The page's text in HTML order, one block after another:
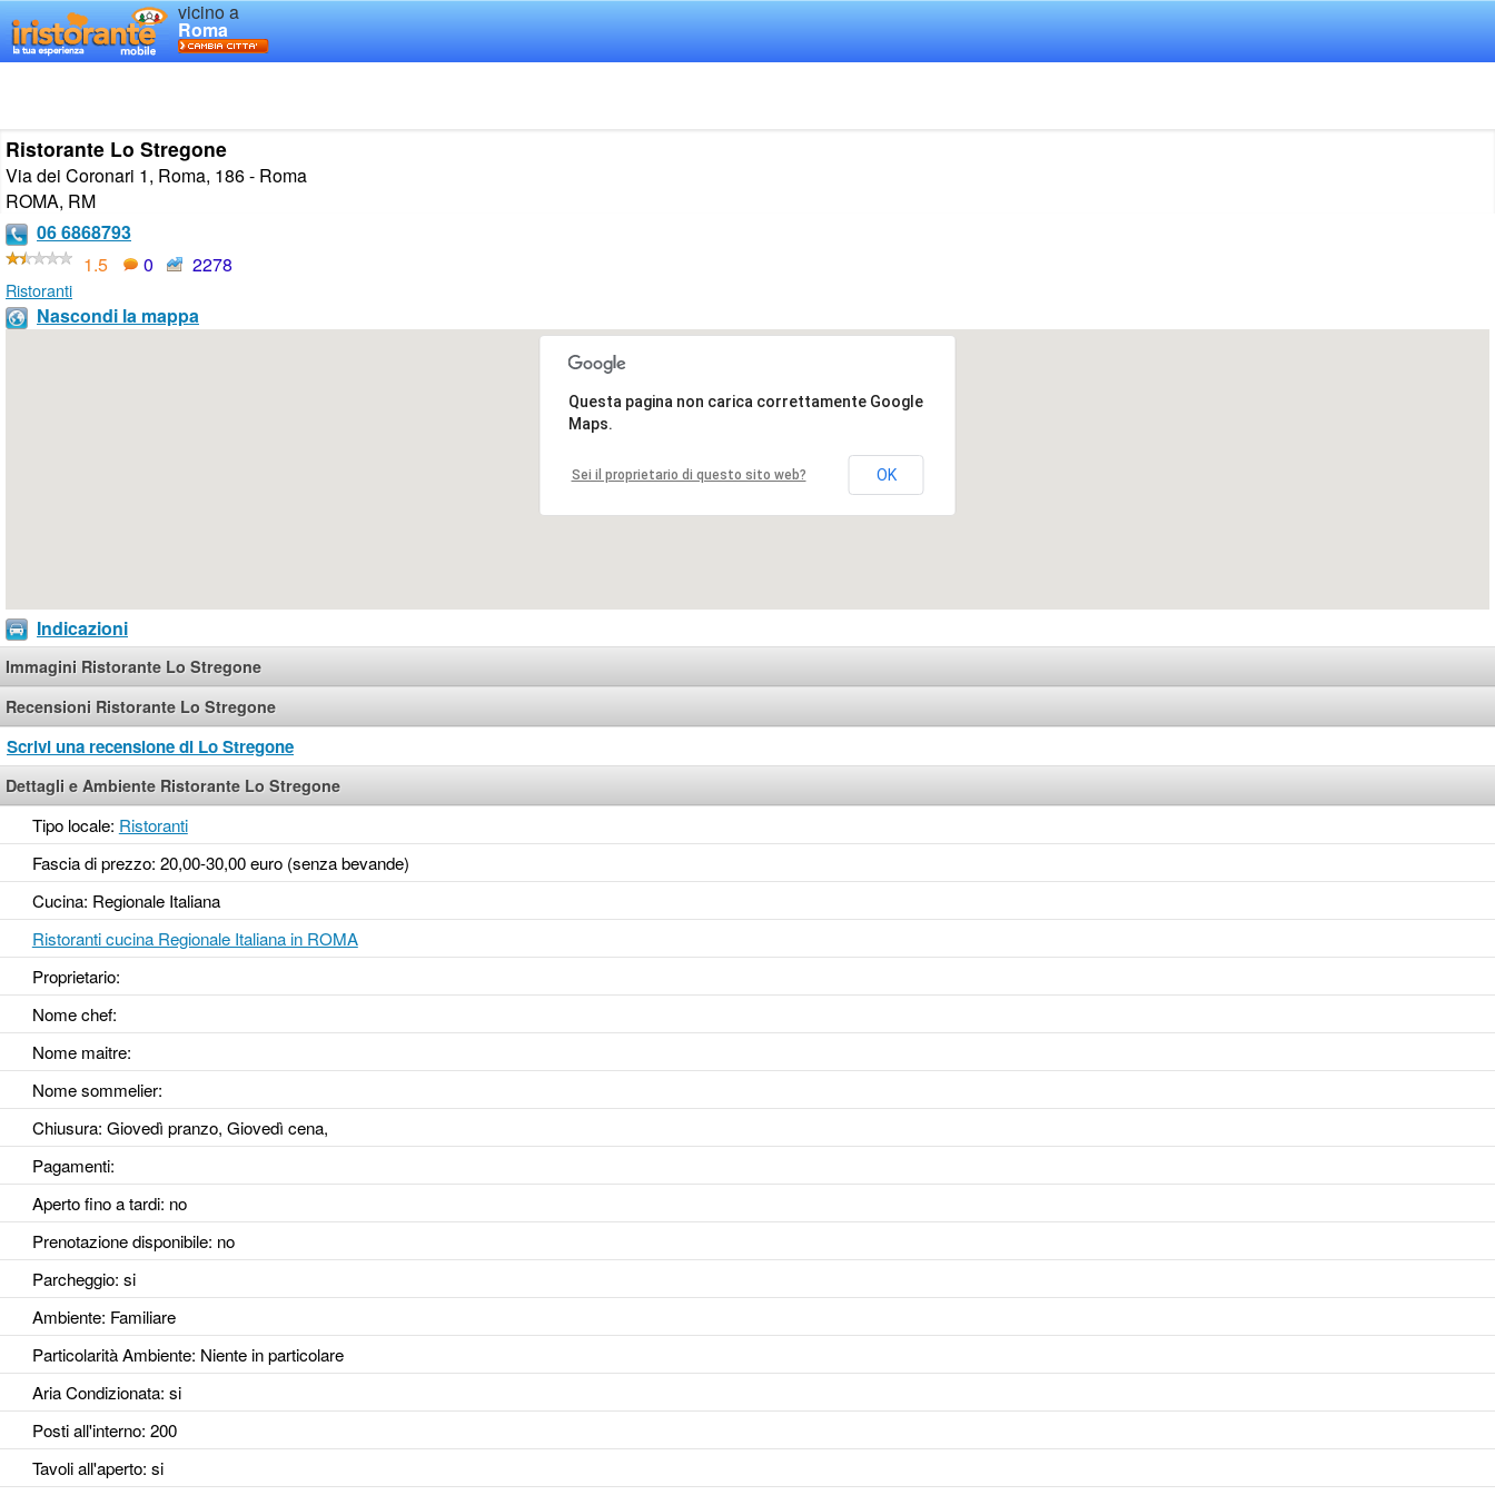
vicino a
Roma
Ristorante Lo Stregone
Via dei Coronari 1, Roma, 186 - Roma
ROMA, RM
06 6868793
1.5
0 2278
Ristoranti
Nascondi la mappa
Questa pagina non carica correttamente Google
Maps.
Sei il proprietario di questo sito web? OK
Indicazioni
Immagini Ristorante Lo Stregone
Recensioni Ristorante Lo Stregone
Scrivi una recensione di Lo Stregone
Dettagli e Ambiente Ristorante Lo Stregone
Tipo locale: Ristoranti
Fascia di prezzo: 20,00-30,00 euro (senza bevande)
Cucina: Regionale Italiana
Ristoranti cucina Regionale Italiana in ROMA
Proprietario:
Nome chef:
Nome maitre:
Nome sommelier:
Chiusura: Giovedì pranzo, Giovedì cena,
Pagamenti:
Aperto fino a tardi: no
Prenotazione disponibile: no
Parcheggio: si
Ambiente: Familiare
Particolarità Ambiente: Niente in particolare
Aria Condizionata: si
Posti all'interno: 200
Tavoli all'aperto: si